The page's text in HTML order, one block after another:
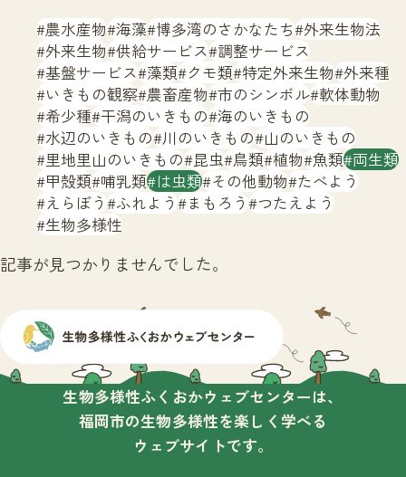
生物多様性ふくおかウェブセンターとは
サイトマップ
農水産物 海藻 博多湾のさかなたち 外来生物法
外来生物 供給サービス 調整サービス
基盤サービス 藻類 クモ類 特定外来生物 外来種
いきもの観察 農畜産物 市のシンボル 軟体動物
希少種 干潟のいきもの 海のいきもの
水辺のいきもの 川のいきもの 山のいきもの
里地里山のいきもの 昆虫 鳥類 植物 魚類 両生類
甲殻類 哺乳類 は虫類 その他動物 たべよう
えらぼう ふれよう まもろう つたえよう
生物多様性
記事が見つかりませんでした。
生物多様性ふくおかウェブセンターは、
福岡市の生物多様性を楽しく学べる
ウェブサイトです。